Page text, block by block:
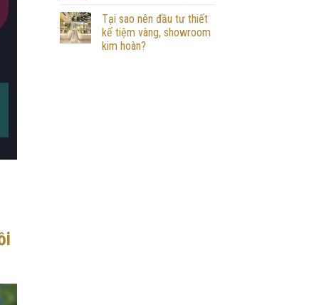
Tại sao nên đầu tư thiết
kế tiệm vàng, showroom
kim hoàn?